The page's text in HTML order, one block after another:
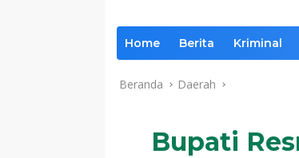
Home Berita Kriminal
Beranda Daerah
Bupati